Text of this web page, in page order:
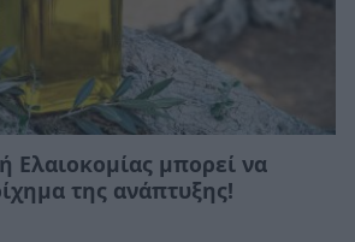
Ελαιοκομίας μπορεί να
της ανάπτυξης!